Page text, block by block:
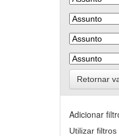
Retornar
Adicionar
Utilizar